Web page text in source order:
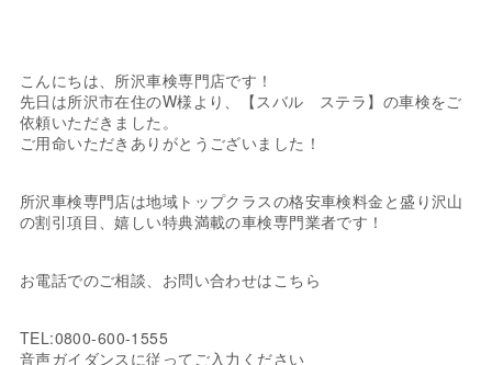
こんにちは、所沢車検専門店です！
先日は所沢市在住のW様より、【スバル ステラ】の車検をご
依頼いただきました。
ご用命いただきありがとうございました！
所沢車検専門店は地域トップクラスの格安車検料金と盛り沢山
の割引項目、嬉しい特典満載の車検専門業者です！
お電話でのご相談、お問い合わせはこちら
TEL:0800-600-1555
音声ガイダンスに従ってご入力ください